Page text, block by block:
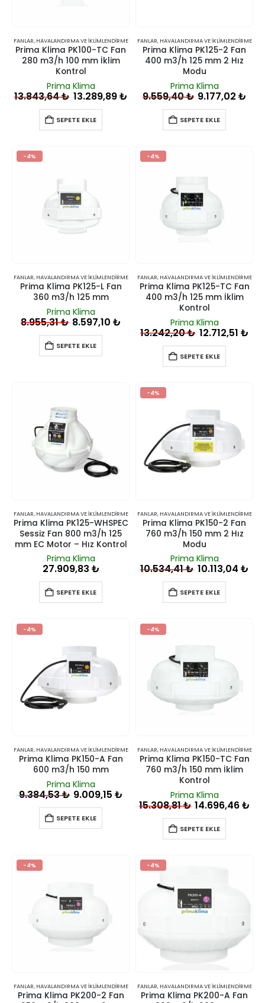
FANLAR, HAVALANDIRMA VE İKLIMLENDIRME
Prima Klima PK100-TC Fan
280 m3/h 100 mm İklim
Kontrol
Prima Klima
13.843,64₺ 13.289,89₺
SEPETE EKLE
FANLAR, HAVALANDIRMA VE İKLIMLENDIRME
Prima Klima PK125-2 Fan
400 m3/h 125 mm 2 Hız
Modu
Prima Klima
9.559,40₺ 9.177,02₺
SEPETE EKLE
-4%
FANLAR, HAVALANDIRMA VE İKLIMLENDIRME
Prima Klima PK125-L Fan
360 m3/h 125 mm
Prima Klima
8.955,31₺ 8.597,10₺
SEPETE EKLE
-4%
FANLAR, HAVALANDIRMA VE İKLIMLENDIRME
Prima Klima PK125-TC Fan
400 m3/h 125 mm İklim
Kontrol
Prima Klima
13.242,20₺ 12.712,51 ₺
SEPETE EKLE
FANLAR, HAVALANDIRMA VE İKLIMLENDIRME
Prima Klima PK125-WHSPEC
Sessiz Fan 800 m3/h 125
mm EC Motor – Hız Kontrol
Prima Klima
27.909,83 ₺
SEPETE EKLE
-4%
FANLAR, HAVALANDIRMA VE İKLIMLENDIRME
Prima Klima PK150-2 Fan
760 m3/h 150 mm 2 Hız
Modu
Prima Klima
10.534,41₺ 10.113,04 ₺
SEPETE EKLE
-4%
FANLAR, HAVALANDIRMA VE İKLIMLENDIRME
Prima Klima PK150-A Fan
600 m3/h 150 mm
Prima Klima
9.384,53₺ 9.009,15₺
SEPETE EKLE
-4%
FANLAR, HAVALANDIRMA VE İKLIMLENDIRME
Prima Klima PK150-TC Fan
760 m3/h 150 mm İklim
Kontrol
Prima Klima
15.308,81₺ 14.696,46₺
SEPETE EKLE
-4%
FANLAR, HAVALANDIRMA VE İKLIMLENDIRME
Prima Klima PK200-2 Fan
-4%
FANLAR, HAVALANDIRMA VE İKLIMLENDIRME
Prima Klima PK200-A Fan